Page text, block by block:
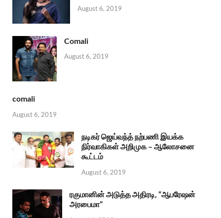
August 6, 2019
Comali
August 6, 2019
comali
August 6, 2019
நடிகர் ஜெய்வந்த் நற்பணி இயக்க
நிர்வாகிகள் அறிமுக – ஆலோசனை
கூட்டம்
August 6, 2019
ரகுமானின் அடுத்த அதிரடி, “ஆபரேஷன்
அரபைமா”